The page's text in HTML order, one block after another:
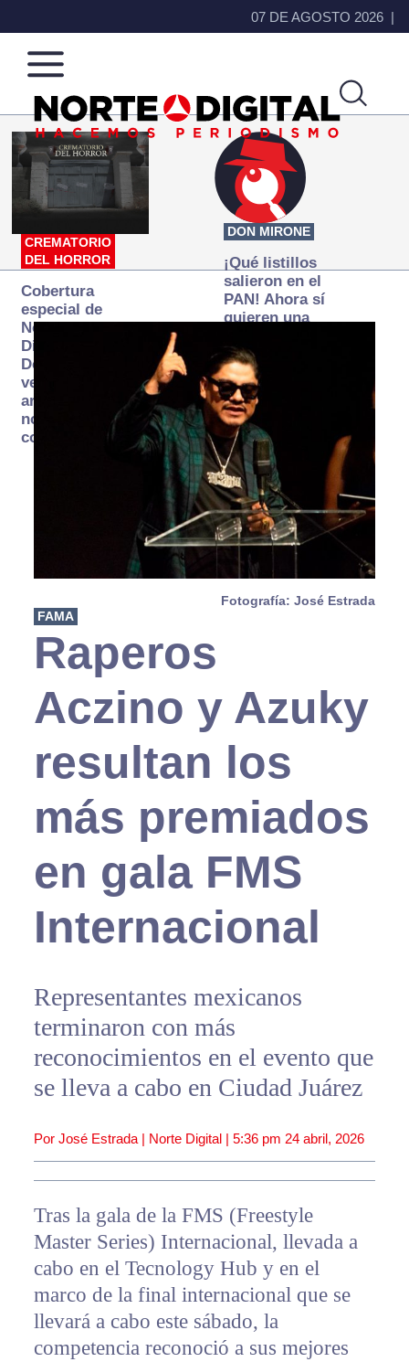
07 DE AGOSTO 2026
Norte
de
Ciudad
Más
que
noticias,
hacemos periodismo
CREMATORIO
DEL HORROR
Cobertura
especial de
Norte
Digital:
Donde la
verdad
arde… pero
no se
consume
DON MIRONE
¡Qué listillos
salieron en el
PAN! Ahora sí
quieren una
autónoma… y
transexenal
Fotografía: José Estrada
FAMA
Raperos
Aczino y Azuky
resultan los
más premiados
en gala FMS
Internacional
Representantes mexicanos
terminaron con más
reconocimientos en el evento que
se lleva a cabo en Ciudad Juárez
Por José Estrada | Norte Digital | 5:36 pm 24 abril, 2026
Tras la gala de la FMS (Freestyle
Master Series) Internacional, llevada a
cabo en el Tecnology Hub y en el
marco de la final internacional que se
llevará a cabo este sábado, la
competencia reconoció a sus mejores